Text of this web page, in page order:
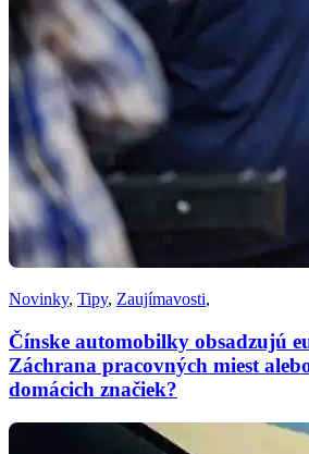
Novinky, Tipy, Zaujímavosti,
Čínske automobilky obsadzujú
Záchrana pracovných miest
domácich značiek?